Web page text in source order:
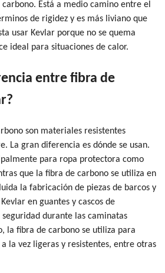
Está a medio camino entre el
de rigidez y es más liviano que
usar Kevlar porque no se quema
ideal para situaciones de calor.
entre fibra de
son materiales resistentes
La gran diferencia es dónde se usan.
para ropa protectora como
que la fibra de carbono se utiliza en
la fabricación de piezas de barcos y
en guantes y cascos de
durante las caminatas
la fibra de carbono se utiliza para
la vez ligeras y resistentes, entre otras